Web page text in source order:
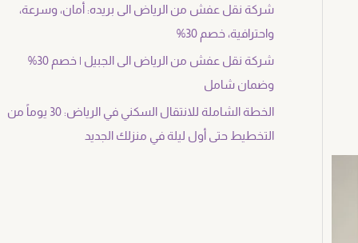
شركة نقل عفش من الرياض الى بريده: أمان، وسرعة،
واحترافية، خصم 30%
شركة نقل عفش من الرياض الى الجبيل | خصم 30%
وضمان شامل
الخطة الشاملة للانتقال السكني في الرياض: 30 يوماً من
التخطيط حتى أول ليلة في منزلك الجديد